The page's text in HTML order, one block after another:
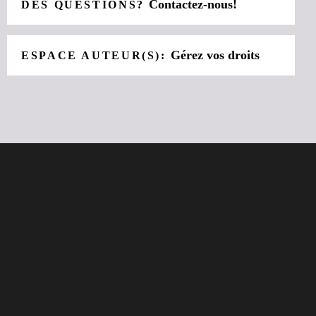
DES QUESTIONS?Contactez-nous!
ESPACE AUTEUR(S): Gérez vos droits